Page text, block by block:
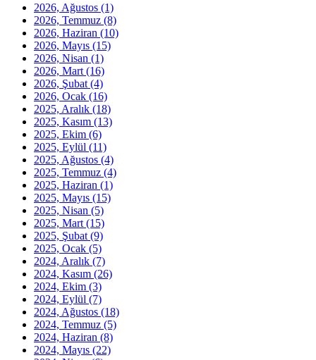
2026, Ağustos (1)
2026, Temmuz (8)
2026, Haziran (10)
2026, Mayıs (15)
2026, Nisan (1)
2026, Mart (16)
2026, Şubat (4)
2026, Ocak (16)
2025, Aralık (18)
2025, Kasım (13)
2025, Ekim (6)
2025, Eylül (11)
2025, Ağustos (4)
2025, Temmuz (4)
2025, Haziran (1)
2025, Mayıs (15)
2025, Nisan (5)
2025, Mart (15)
2025, Şubat (9)
2025, Ocak (5)
2024, Aralık (7)
2024, Kasım (26)
2024, Ekim (3)
2024, Eylül (7)
2024, Ağustos (18)
2024, Temmuz (5)
2024, Haziran (8)
2024, Mayıs (22)